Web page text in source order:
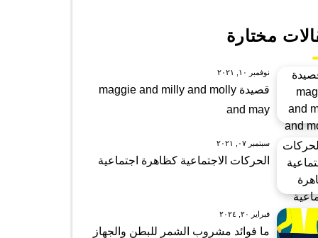
مختارة
نوفمبر ١٠, ٢٠٢١
قصيدة maggie and milly and molly
and may
سبتمبر ٠٧, ٢٠٢١
الحركات الاجتماعية كظاهرة اجتماعية
فبراير ٢٠, ٢٠٢٤
ما فوائد مشروب الشمر للبطن والجهاز